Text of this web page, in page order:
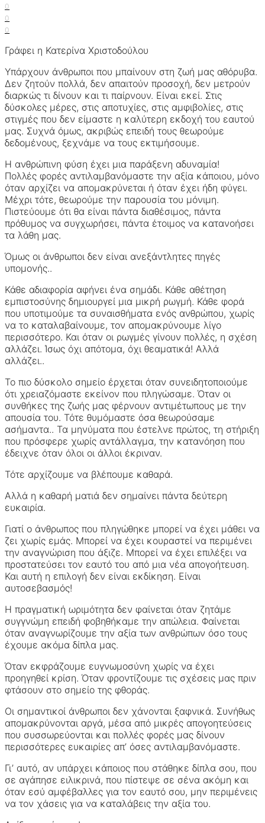
0
0
0
Γράφει η Κατερίνα Χριστοδούλου
Υπάρχουν άνθρωποι που μπαίνουν στη ζωή μας αθόρυβα.
Δεν ζητούν πολλά, δεν απαιτούν προσοχή, δεν μετρούν
διαρκώς τι δίνουν και τι παίρνουν. Είναι εκεί. Στις
δύσκολες μέρες, στις αποτυχίες, στις αμφιβολίες, στις
στιγμές που δεν είμαστε η καλύτερη εκδοχή του εαυτού
μας. Συχνά όμως, ακριβώς επειδή τους θεωρούμε
δεδομένους, ξεχνάμε να τους εκτιμήσουμε.
Η ανθρώπινη φύση έχει μια παράξενη αδυναμία!
Πολλές φορές αντιλαμβανόμαστε την αξία κάποιου, μόνο
όταν αρχίζει να απομακρύνεται ή όταν έχει ήδη φύγει.
Μέχρι τότε, θεωρούμε την παρουσία του μόνιμη.
Πιστεύουμε ότι θα είναι πάντα διαθέσιμος, πάντα
πρόθυμος να συγχωρήσει, πάντα έτοιμος να κατανοήσει
τα λάθη μας.
Όμως οι άνθρωποι δεν είναι ανεξάντλητες πηγές
υπομονής..
Κάθε αδιαφορία αφήνει ένα σημάδι. Κάθε αθέτηση
εμπιστοσύνης δημιουργεί μια μικρή ρωγμή. Κάθε φορά
που υποτιμούμε τα συναισθήματα ενός ανθρώπου, χωρίς
να το καταλαβαίνουμε, τον απομακρύνουμε λίγο
περισσότερο. Και όταν οι ρωγμές γίνουν πολλές, η σχέση
αλλάζει. Ίσως όχι απότομα, όχι θεαματικά! Αλλά
αλλάζει..
Το πιο δύσκολο σημείο έρχεται όταν συνειδητοποιούμε
ότι χρειαζόμαστε εκείνον που πληγώσαμε. Όταν οι
συνθήκες της ζωής μας φέρνουν αντιμέτωπους με την
απουσία του. Τότε θυμόμαστε όσα θεωρούσαμε
ασήμαντα.. Τα μηνύματα που έστελνε πρώτος, τη στήριξη
που πρόσφερε χωρίς αντάλλαγμα, την κατανόηση που
έδειχνε όταν όλοι οι άλλοι έκριναν.
Τότε αρχίζουμε να βλέπουμε καθαρά.
Αλλά η καθαρή ματιά δεν σημαίνει πάντα δεύτερη
ευκαιρία.
Γιατί ο άνθρωπος που πληγώθηκε μπορεί να έχει μάθει να
ζει χωρίς εμάς. Μπορεί να έχει κουραστεί να περιμένει
την αναγνώριση που άξιζε. Μπορεί να έχει επιλέξει να
προστατεύσει τον εαυτό του από μια νέα απογοήτευση.
Και αυτή η επιλογή δεν είναι εκδίκηση. Είναι
αυτοσεβασμός!
Η πραγματική ωριμότητα δεν φαίνεται όταν ζητάμε
συγγνώμη επειδή φοβηθήκαμε την απώλεια. Φαίνεται
όταν αναγνωρίζουμε την αξία των ανθρώπων όσο τους
έχουμε ακόμα δίπλα μας.
Όταν εκφράζουμε ευγνωμοσύνη χωρίς να έχει
προηγηθεί κρίση. Όταν φροντίζουμε τις σχέσεις μας πριν
φτάσουν στο σημείο της φθοράς.
Οι σημαντικοί άνθρωποι δεν χάνονται ξαφνικά. Συνήθως
απομακρύνονται αργά, μέσα από μικρές απογοητεύσεις
που συσσωρεύονται και πολλές φορές μας δίνουν
περισσότερες ευκαιρίες απ’ όσες αντιλαμβανόμαστε.
Γι’ αυτό, αν υπάρχει κάποιος που στάθηκε δίπλα σου, που
σε αγάπησε ειλικρινά, που πίστεψε σε σένα ακόμη και
όταν εσύ αμφέβαλλες για τον εαυτό σου, μην περιμένεις
να τον χάσεις για να καταλάβεις την αξία του.